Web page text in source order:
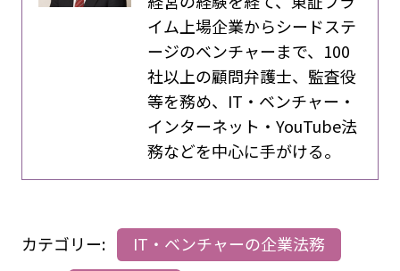
イム上場企業からシードステ
ージのベンチャーまで、100
社以上の顧問弁護士、監査役
等を務め、IT・ベンチャー・
インターネット・YouTube法
務などを中心に手がける。
カテゴリー:
IT・ベンチャーの企業法務